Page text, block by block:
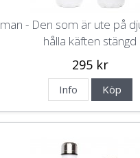
- Den som är ute på
hålla käften stängd
295 kr
Info Köp